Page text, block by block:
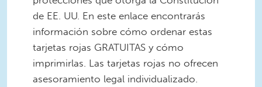
de EE. UU. En este enlace encontrarás
información sobre cómo ordenar estas
tarjetas rojas GRATUITAS y cómo
imprimirlas. Las tarjetas rojas no ofrecen
asesoramiento legal individualizado.